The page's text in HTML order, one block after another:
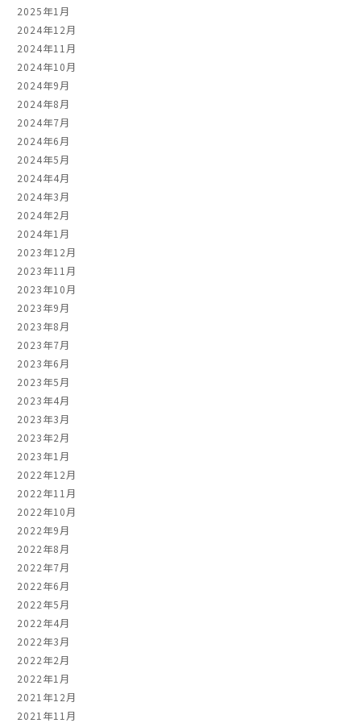
2025年1月
2024年12月
2024年11月
2024年10月
2024年9月
2024年8月
2024年7月
2024年6月
2024年5月
2024年4月
2024年3月
2024年2月
2024年1月
2023年12月
2023年11月
2023年10月
2023年9月
2023年8月
2023年7月
2023年6月
2023年5月
2023年4月
2023年3月
2023年2月
2023年1月
2022年12月
2022年11月
2022年10月
2022年9月
2022年8月
2022年7月
2022年6月
2022年5月
2022年4月
2022年3月
2022年2月
2022年1月
2021年12月
2021年11月